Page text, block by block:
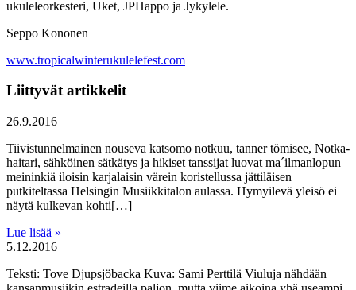
ukuleleorkesteri, Uket, JPHappo ja Jykylele.
Seppo Kononen
www.tropicalwinterukulelefest.com
Liittyvät artikkelit
26.9.2016
Tiivistunnelmainen nouseva katsomo notkuu, tanner tömisee, Notka-
haitari, sähköinen sätkätys ja hikiset tanssijat luovat ma´ilmanlopun
meininkiä iloisin karjalaisin värein koristellussa jättiläisen
putkiteltassa Helsingin Musiikkitalon aulassa. Hymyilevä yleisö ei
näytä kulkevan kohti[…]
Lue lisää »
5.12.2016
Teksti: Tove Djupsjöbacka Kuva: Sami Perttilä Viuluja nähdään